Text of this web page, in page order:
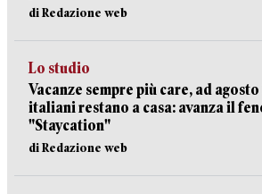
di Redazione web
Lo studio
Vacanze sempre più care, ad
italiani restano a casa: avanza il
"Staycation"
di Redazione web